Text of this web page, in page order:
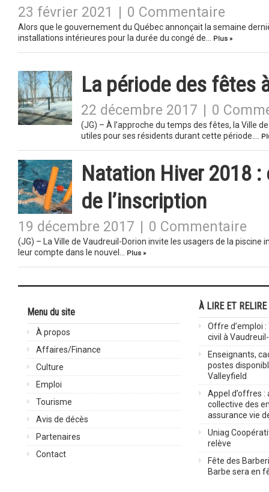
23 février 2021 0 Commentaire
Alors que le gouvernement du Québec annonçait la semaine
installations intérieures pour la durée du congé de…
Plus »
La période des fêtes
22 décembre 2017 0
(JG) – À l’approche du temps des fêtes, la Ville
utiles pour ses résidents durant cette période….
Natation Hiver 2018
de l’inscription
19 décembre 2017 0 Commentaire
(JG) – La Ville de Vaudreuil-Dorion invite les usagers de la
leur compte dans le nouvel…
Plus »
Menu du site
À propos
Affaires/Finance
Culture
Emploi
Tourisme
Avis de décès
Partenaires
Contact
À LIRE ET RELIRE
Offre d’emploi
civil à
Enseignants,
postes
Valleyfield
Appel d’offres :
collective des
assurance vie
Uniag
relève
Fête des
Barbe sera en